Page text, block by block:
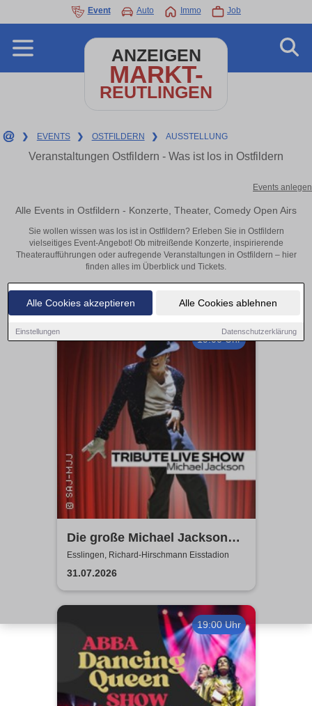
Alle Cookies akzeptieren Alle Cookies ablehnen
Einstellungen Datenschutzerklärung
Event Auto Immo Job
ANZEIGEN
MARKT-
REUTLINGEN
❯ EVENTS ❯ OSTFILDERN ❯ AUSSTELLUNG
Veranstaltungen Ostfildern - Was ist los in Ostfildern
Events anlegen
Alle Events in Ostfildern - Konzerte, Theater, Comedy Open Airs
Sie wollen wissen was los ist in Ostfildern? Erleben Sie in Ostfildern
vielseitiges Event-Angebot! Ob mitreißende Konzerte, inspirierende
Theateraufführungen oder aufregende Veranstaltungen in Ostfildern – hier
finden alles im Überblick und Tickets.
19:00 Uhr
Die große Michael Jackson
Tribute Show | Richard-
Hirschmann Eisstadion
Esslingen, Richard-Hirschmann Eisstadion
31.07.2026
19:00 Uhr